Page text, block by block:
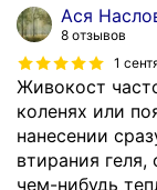
Ася
8 отзывов
1
Живокост
коленях или
нанесении
втирания
чем-нибудь